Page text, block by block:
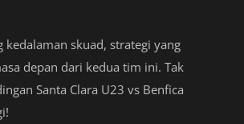
skuad, strategi yang
depan dari kedua tim ini. Tak
Santa Clara U23 vs Benfica